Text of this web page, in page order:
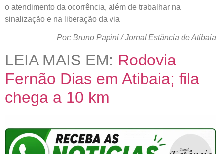
o atendimento da ocorrência, além de trabalhar na
sinalização e na liberação da via
Por: Bruno Papini / Jornal Estância de Atibaia
LEIA MAIS EM: Rodovia
Fernão Dias em Atibaia; fila
chega a 10 km